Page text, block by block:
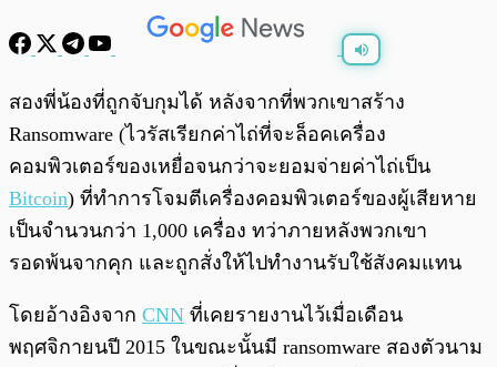
พร้อมเล่น 0:00
สองพี่น้องที่ถูกจับกุมได้ หลังจากที่พวกเขาสร้าง
Ransomware (ไวรัสเรียกค่าไถ่ที่จะล็อคเครื่อง
คอมพิวเตอร์ของเหยื่อจนกว่าจะยอมจ่ายค่าไถ่เป็น
Bitcoin) ที่ทำการโจมตีเครื่องคอมพิวเตอร์ของผู้เสียหาย
เป็นจำนวนกว่า 1,000 เครื่อง ทว่าภายหลังพวกเขา
รอดพ้นจากคุก และถูกสั่งให้ไปทำงานรับใช้สังคมแทน
โดยอ้างอิงจาก CNN ที่เคยรายงานไว้เมื่อเดือน
พฤศจิกายนปี 2015 ในขณะนั้นมี ransomware สองตัวนาม